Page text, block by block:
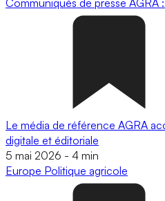
Le média de référence AGRA
digitale et éditoriale
5 mai 2026 - 4 min
Europe Politique agricole